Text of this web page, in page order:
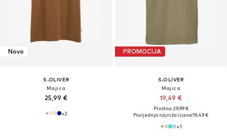
Novo
S.OLIVER
Majica
25,99 €
+2
PROMOCIJA
S.OLIVER
Majica
19,49 €
Prvotno: 29,99 €
Posljednja najniža cijena:19,49 €
+1